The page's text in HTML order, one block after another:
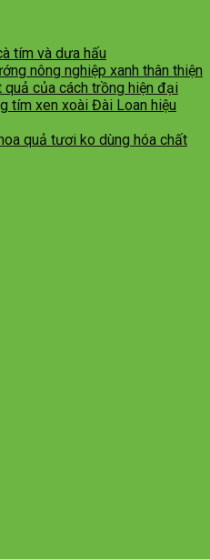
tím và dưa hấu
nông nghiệp xanh thân thiện
quả của cách trồng hiện đại
tím xen xoài Đài Loan hiệu
quả tươi ko dùng hóa chất